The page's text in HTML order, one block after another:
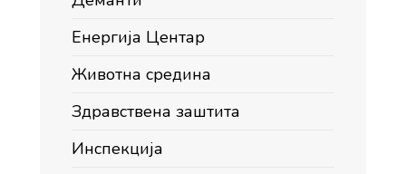
Енергија Центар
Животна средина
Здравствена заштита
Инспекција